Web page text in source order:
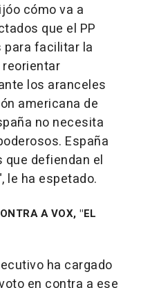
cómo va a
que el PP
para facilitar la
los aranceles
americana de
no necesita
España
defiendan el
le ha espetado.
A VOX, "EL
ha cargado
en contra a ese